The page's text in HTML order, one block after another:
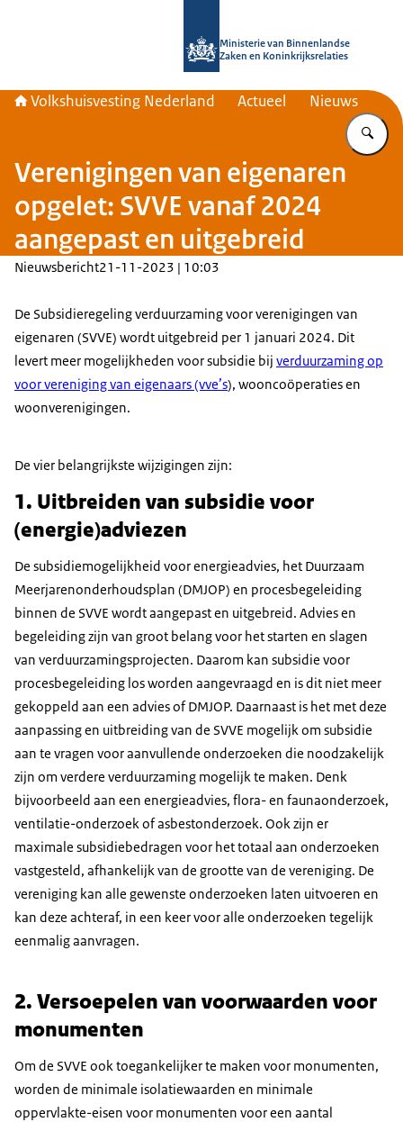
Ministerie van Binnenlandse
Zaken en Koninkrijksrelaties
Volkshuisvesting Nederland Actueel Nieuws
Verenigingen van eigenaren
opgelet: SVVE vanaf 2024
aangepast en uitgebreid
Nieuwsbericht21-11-2023 | 10:03
De Subsidieregeling verduurzaming voor verenigingen van
eigenaren (SVVE) wordt uitgebreid per 1 januari 2024. Dit
levert meer mogelijkheden voor subsidie bij verduurzaming op
voor vereniging van eigenaars (vve’s), wooncoöperaties en
woonverenigingen.
De vier belangrijkste wijzigingen zijn:
1. Uitbreiden van subsidie voor
(energie)adviezen
De subsidiemogelijkheid voor energieadvies, het Duurzaam
Meerjarenonderhoudsplan (DMJOP) en procesbegeleiding
binnen de SVVE wordt aangepast en uitgebreid. Advies en
begeleiding zijn van groot belang voor het starten en slagen
van verduurzamingsprojecten. Daarom kan subsidie voor
procesbegeleiding los worden aangevraagd en is dit niet meer
gekoppeld aan een advies of DMJOP. Daarnaast is het met deze
aanpassing en uitbreiding van de SVVE mogelijk om subsidie
aan te vragen voor aanvullende onderzoeken die noodzakelijk
zijn om verdere verduurzaming mogelijk te maken. Denk
bijvoorbeeld aan een energieadvies, flora- en faunaonderzoek,
ventilatie-onderzoek of asbestonderzoek. Ook zijn er
maximale subsidiebedragen voor het totaal aan onderzoeken
vastgesteld, afhankelijk van de grootte van de vereniging. De
vereniging kan alle gewenste onderzoeken laten uitvoeren en
kan deze achteraf, in een keer voor alle onderzoeken tegelijk
eenmalig aanvragen.
2. Versoepelen van voorwaarden voor
monumenten
Om de SVVE ook toegankelijker te maken voor monumenten,
worden de minimale isolatiewaarden en minimale
oppervlakte-eisen voor monumenten voor een aantal